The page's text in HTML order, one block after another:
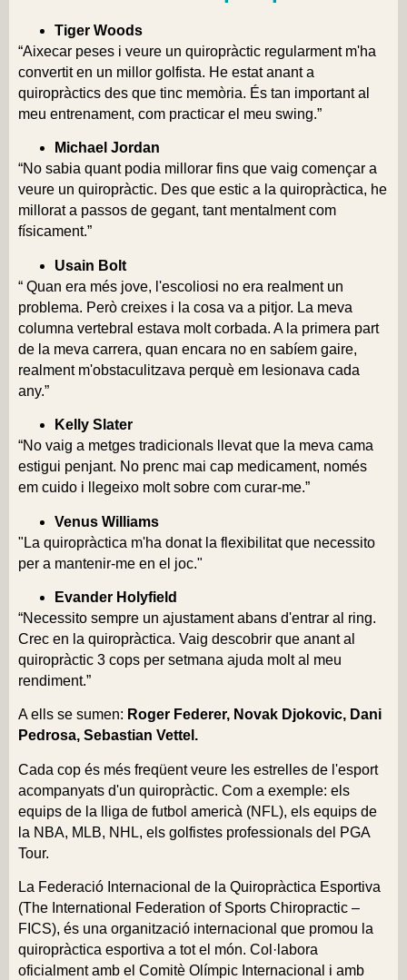
Tiger Woods
“Aixecar peses i veure un quiropràctic regularment m'ha
convertit en un millor golfista. He estat anant a
quiropràctics des que tinc memòria. És tan important al
meu entrenament, com practicar el meu swing.”
Michael Jordan
“No sabia quant podia millorar fins que vaig començar a
veure un quiropràctic. Des que estic a la quiropràctica, he
millorat a passos de gegant, tant mentalment com
físicament.”
Usain Bolt
“ Quan era més jove, l'escoliosi no era realment un
problema. Però creixes i la cosa va a pitjor. La meva
columna vertebral estava molt corbada. A la primera part
de la meva carrera, quan encara no en sabíem gaire,
realment m'obstaculitzava perquè em lesionava cada
any.”
Kelly Slater
“No vaig a metges tradicionals llevat que la meva cama
estigui penjant. No prenc mai cap medicament, només
em cuido i llegeixo molt sobre com curar-me.”
Venus Williams
"La quiropràctica m'ha donat la flexibilitat que necessito
per a mantenir-me en el joc."
Evander Holyfield
“Necessito sempre un ajustament abans d'entrar al ring.
Crec en la quiropràctica. Vaig descobrir que anant al
quiropràctic 3 cops per setmana ajuda molt al meu
rendiment.”
A ells se sumen: Roger Federer, Novak Djokovic, Dani
Pedrosa, Sebastian Vettel.
Cada cop és més freqüent veure les estrelles de l'esport
acompanyats d'un quiropràctic. Com a exemple: els
equips de la lliga de futbol americà (NFL), els equips de
la NBA, MLB, NHL, els golfistes professionals del PGA
Tour.
La Federació Internacional de la Quiropràctica Esportiva
(The International Federation of Sports Chiropractic –
FICS), és una organització internacional que promou la
quiropràctica esportiva a tot el món. Col·labora
oficialment amb el Comitè Olímpic Internacional i amb